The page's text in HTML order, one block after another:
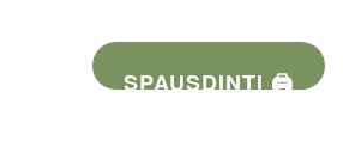
SPAUSDINTI 🖨